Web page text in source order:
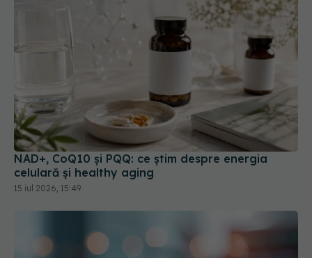
NAD+, CoQ10 și PQQ: ce știm despre energia
celulară și healthy aging
15 iul 2026, 15:49